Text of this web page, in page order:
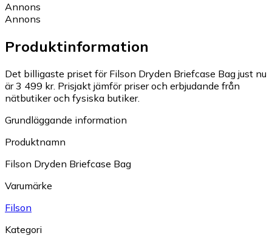
Annons
Annons
Produktinformation
Det billigaste priset för Filson Dryden Briefcase Bag just nu
är 3 499 kr. Prisjakt jämför priser och erbjudande från
nätbutiker och fysiska butiker.
Grundläggande information
Produktnamn
Filson Dryden Briefcase Bag
Varumärke
Filson
Kategori